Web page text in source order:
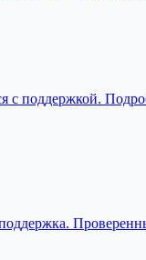
с поддержкой.